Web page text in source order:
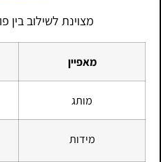
מצוינת לשילוב בין
מאפיין
מותג
מידות